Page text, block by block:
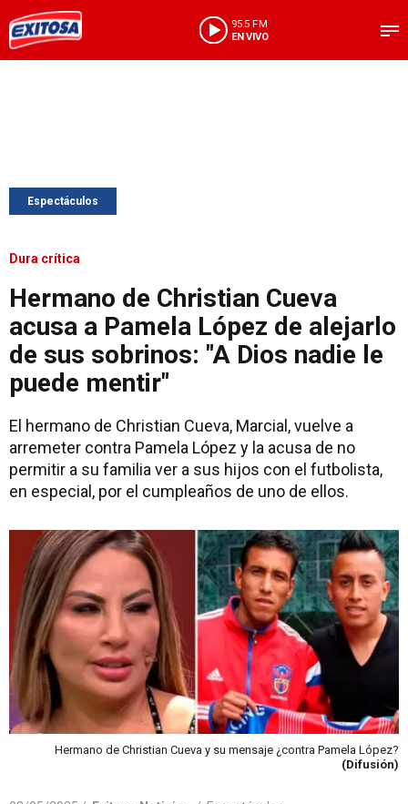
95.5 FM
EN VIVO
Espectáculos
Dura crítica
Hermano de Christian Cueva
acusa a Pamela López de alejarlo
de sus sobrinos: "A Dios nadie le
puede mentir"
El hermano de Christian Cueva, Marcial, vuelve a
arremeter contra Pamela López y la acusa de no
permitir a su familia ver a sus hijos con el futbolista,
en especial, por el cumpleaños de uno de ellos.
Hermano de Christian Cueva y su mensaje ¿contra Pamela López?
(Difusión)